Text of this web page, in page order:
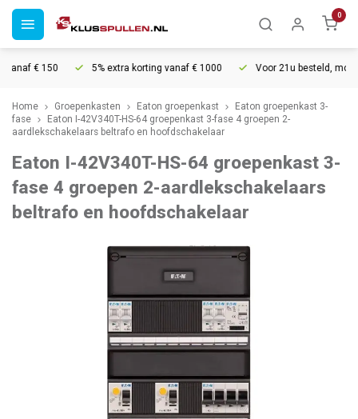
0
€ 150 5% extra korting vanaf € 1000 Voor 21u besteld,
Home Groepenkasten Eaton groepenkast
Eaton groepenkast 3-
fase
Eaton I-42V340T-HS-64 groepenkast 3-fase 4 groepen 2-
aardlekschakelaars beltrafo en hoofdschakelaar
Eaton I-42V340T-HS-64 groepenkast 3-
fase 4 groepen 2-aardlekschakelaars
beltrafo en hoofdschakelaar